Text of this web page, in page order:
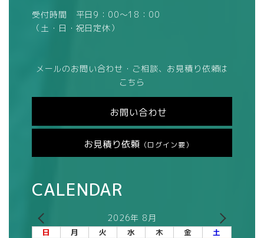
受付時間 平日9：00～18：00
（土・日・祝日定休）
メールのお問い合わせ・ご相談、お見積り依頼は
こちら
お問い合わせ
お見積り依頼 （ログイン要）
CALENDAR
2026年 8月
日 月 火 水 木 金 土